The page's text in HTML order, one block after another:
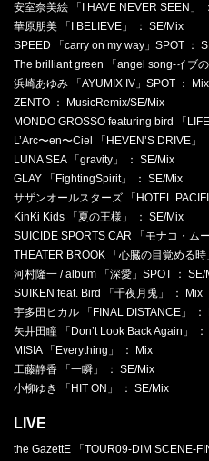
安室奈美絵 「I HAVE NEVER SEEN」
華原朋美 「I BELIEVE」 ： SE/Mix
SPEED 「carry on my way」SPOT ：
The brilliant green 「angel song-イブ
浜崎あゆみ 「AYUMIX IV」SPOT ： Mix
ZENTO ： MusicRemix/SE/Mix
MONDO GROSSO featuring bird 「
L’Arc〜en〜Ciel 「HEVEN’S DRIVE」
LUNA SEA 「gravity」 ： SE/Mix
GLAY 「FightingSpirit」 ： SE/Mix
サザンオールスターズ 「HOTEL
KinKi Kids 「夏の王様」 ： SE/Mix
SUICIDE SPORTS CAR 「モナコ・ム
THEATER BROOK 「心臓の目覚める
河村隆一 / album 「深愛」SPOT ： SE/
SUIKEN feat. Bird 「千夜月兎」 ： Mix
宇多田ヒカル 「FINAL DISTANCE」 ：
矢井田瞳 「Don’t Look Back Again」
MISIA 「Everything」 ： Mix
工藤静香 「一瞬」 ： SE/Mix
小柳ゆき 「HIT ON」 ： SE/Mix
LIVE
the GazettE 「TOUR09-DIM SCENE-